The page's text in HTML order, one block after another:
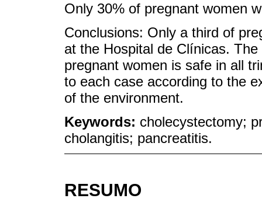
Only 30% of pregnant women
Conclusions: Only a third of
at the Hospital de Clínicas.
pregnant women is safe in all
to each case according to the
of the environment.
Keywords: cholecystectomy;
cholangitis; pancreatitis.
RESUMO